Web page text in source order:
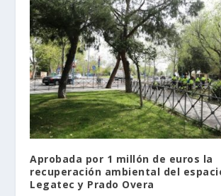
Aprobada por 1 millón de euros la
recuperación ambiental del
Legatec y Prado Overa